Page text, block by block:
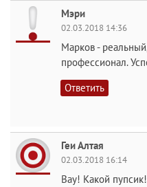
Мэри
02.03.2018 14:36
Марков -
профессионал.
Ответить
Геи Алтая
02.03.2018 16:14
Вау! Какой